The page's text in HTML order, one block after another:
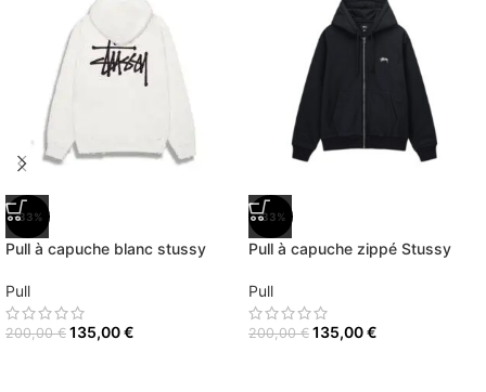
-33%
Pull à capuche blanc stussy
Pull
200,00€ 135,00€
-33%
Pull à capuche zippé Stussy
Pull
200,00€ 135,00€